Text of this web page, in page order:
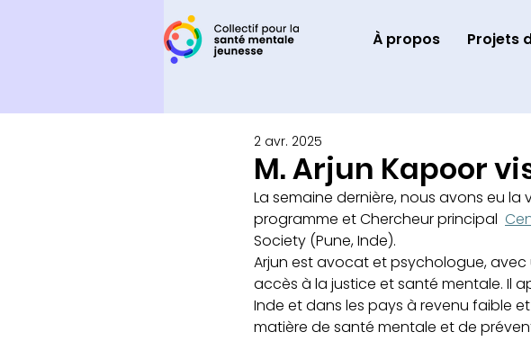
À propos Projets
M. Arjun Kapoor
2 avr. 2025
La semaine dernière, nous avons eu la
programme et Chercheur principal
Society (Pune, Inde).
Arjun est avocat et psychologue, avec
accès à la justice et santé mentale. Il
Inde et dans les pays à revenu faible
matière de santé mentale et de